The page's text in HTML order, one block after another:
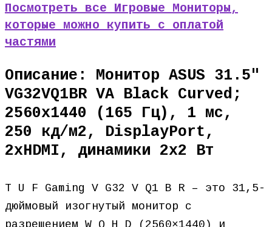
Посмотреть все Игровые Мониторы,
которые можно купить с оплатой
частями
Описание: Монитор ASUS 31.5″
VG32VQ1BR VA Black Curved;
2560х1440 (165 Гц), 1 мс,
250 кд/м2, DisplayPort,
2хHDMI, динамики 2х2 Вт
T U F Gaming V G32 V Q1 B R – это 31,5-
дюймовый изогнутый монитор с
разрешением W Q H D (2560×1440) и